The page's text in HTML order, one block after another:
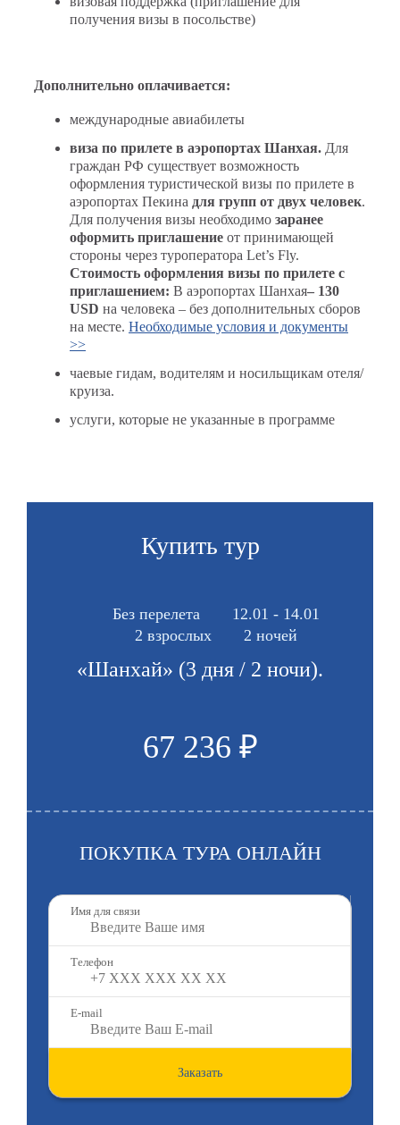
получения визы в посольстве)
Дополнительно оплачивается:
международные авиабилеты
виза по прилете в аэропортах Шанхая. Для
граждан РФ существует возможность
оформления туристической визы по прилете в
аэропортах Пекина для групп от двух человек.
Для получения визы необходимо заранее
оформить приглашение от принимающей
стороны через туроператора Let’s Fly.
Стоимость оформления визы по прилете с
приглашением: В аэропортах Шанхая– 130
USD на человека – без дополнительных сборов
на месте. Необходимые условия и документы
>>
чаевые гидам, водителям и носильщикам отеля/
круиза.
услуги, которые не указанные в программе
Купить тур
Без перелета
12.01 - 14.01
2 взрослых
2 ночей
«Шанхай» (3 дня / 2 ночи).
67 236 ₽
ПОКУПКА ТУРА ОНЛАЙН
Имя для связи
Телефон
E-mail
Заказать